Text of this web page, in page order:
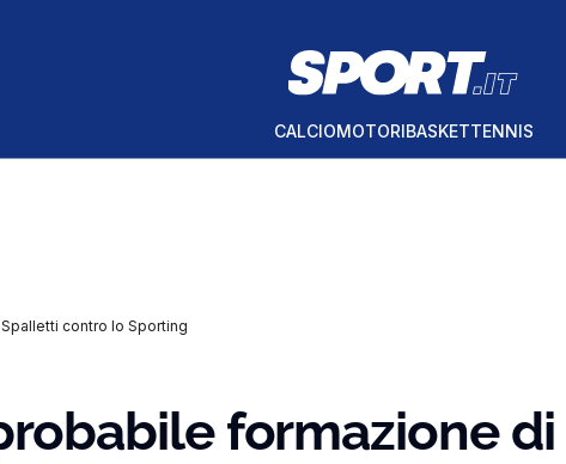
CALCIOMOTORIBASKETTENNIS
contro lo Sporting
formazione di